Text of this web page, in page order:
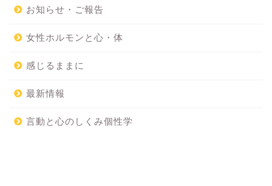
お知らせ・ご報告
女性ホルモンと心・体
感じるままに
最新情報
言動と心のしくみ個性学